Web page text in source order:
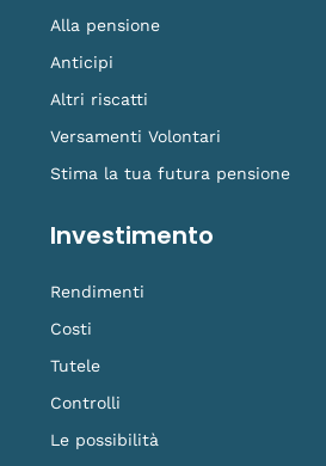
Alla pensione
Anticipi
Altri riscatti
Versamenti Volontari
Stima la tua futura pensione
Investimento
Rendimenti
Costi
Tutele
Controlli
Le possibilità